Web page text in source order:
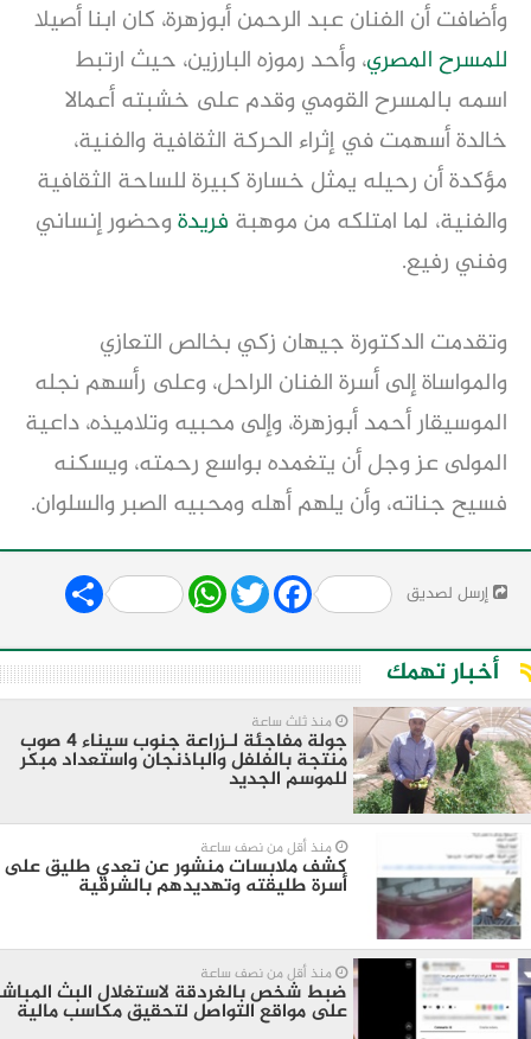
وأضافت أن الفنان عبد الرحمن أبوزهرة، كان ابنا أصيلا
للمسرح المصري، وأحد رموزه البارزين، حيث ارتبط
اسمه بالمسرح القومي وقدم على خشبته أعمالا
خالدة أسهمت في إثراء الحركة الثقافية والفنية،
مؤكدة أن رحيله يمثل خسارة كبيرة للساحة الثقافية
والفنية، لما امتلكه من موهبة فريدةوحضور إنساني
وفني رفيع.
وتقدمت الدكتورة جيهان زكي بخالص التعازي
والمواساة إلى أسرة الفنان الراحل، وعلى رأسهم نجله
الموسيقار أحمد أبوزهرة، وإلى محبيه وتلاميذه، داعية
المولى عز وجل أن يتغمده بواسع رحمته، ويسكنه
فسيح جناته، وأن يلهم أهله ومحبيه الصبر والسلوان.
إرسل لصديق Share WhatsApp
Twitter Facebook
أخبار تهمك
منذ ثلث ساعة
جولة مفاجئة لـزراعة جنوب سيناء 4 صوب
منتجة بالفلفل والباذنجان واستعداد مبكر
للموسم الجديد
منذ أقل من نصف ساعة
كشف ملابسات منشور عن تعدي طليق على
أسرة طليقته وتهديدهم بالشرقية
منذ أقل من نصف ساعة
ضبط شخص بالغردقة لاستغلال البث
على مواقع التواصل لتحقيق مكاسب مالية